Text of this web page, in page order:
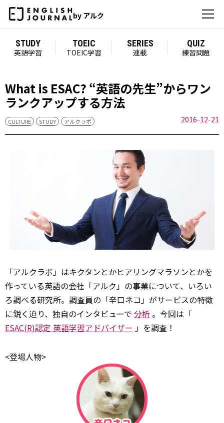
by アルク
STUDY
英語学習
TOEIC
TOEIC学習
SERIES
連載
QUIZ
練習問題
What is ESAC? “英語の先生”からワン
ランクアップする方法
CULTURE STUDY アルクラボ 2016-12-21
「アルクラボ」はキクタンとかヒアリングマラソンとかを
作っている英語の会社「アルク」の事業について、いろい
ろ調べる研究所。調査員の「辛口ネコ」がサービスの特徴
に鋭く迫り、独自のインタビューで 分析 。今回は「
ESAC(R)認定 英語学習アドバイザー 」を調査！
<登場人物>